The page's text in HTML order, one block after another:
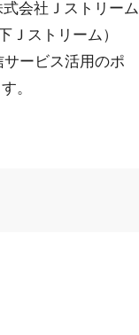
式会社Ｊストリーム
Ｊストリーム）
ービス活用のポ
。